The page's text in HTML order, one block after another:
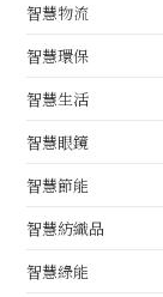
智慧物流
智慧環保
智慧生活
智慧眼鏡
智慧節能
智慧紡織品
智慧綠能